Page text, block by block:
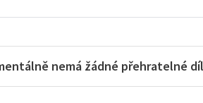
nemá žádné přehratelné